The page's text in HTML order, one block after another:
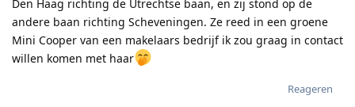
Den Haag richting de Utrechtse baan, en zij stond op de
andere baan richting Scheveningen. Ze reed in een groene
Mini Cooper van een makelaars bedrijf ik zou graag in contact
willen komen met haar
Reageren